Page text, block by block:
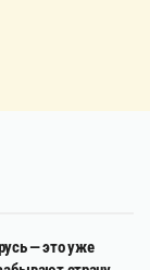
— это уже